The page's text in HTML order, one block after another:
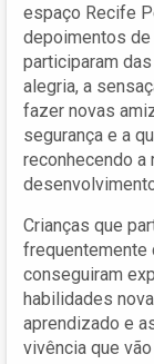
espaço Recife
depoimentos
participaram
alegria, a
fazer novas
segurança e a
reconhecendo a
Crianças que
frequentemente
conseguiram
habilidades
aprendizado e
vivência que